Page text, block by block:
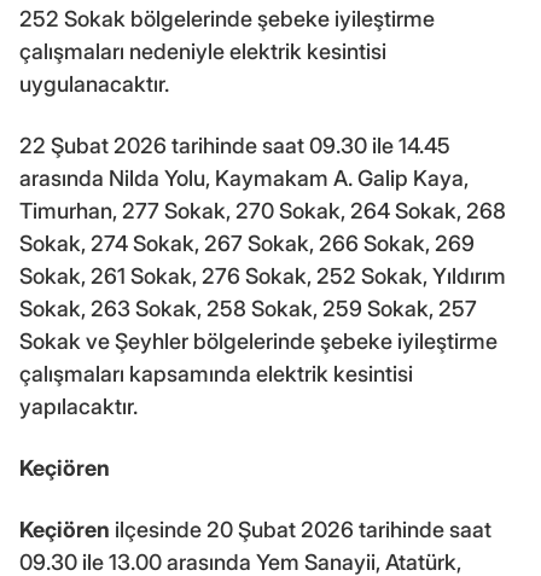
252 Sokak bölgelerinde şebeke iyileştirme
çalışmaları nedeniyle elektrik kesintisi
uygulanacaktır.
22 Şubat 2026 tarihinde saat 09.30 ile 14.45
arasında Nilda Yolu, Kaymakam A. Galip Kaya,
Timurhan, 277 Sokak, 270 Sokak, 264 Sokak, 268
Sokak, 274 Sokak, 267 Sokak, 266 Sokak, 269
Sokak, 261 Sokak, 276 Sokak, 252 Sokak, Yıldırım
Sokak, 263 Sokak, 258 Sokak, 259 Sokak, 257
Sokak ve Şeyhler bölgelerinde şebeke iyileştirme
çalışmaları kapsamında elektrik kesintisi
yapılacaktır.
Keçiören
Keçiören ilçesinde 20 Şubat 2026 tarihinde saat
09.30 ile 13.00 arasında Yem Sanayii, Atatürk,